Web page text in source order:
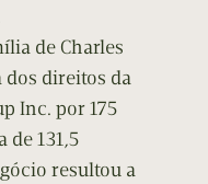
de Charles
dos direitos da
Inc. por 175
de 131,5
resultou a